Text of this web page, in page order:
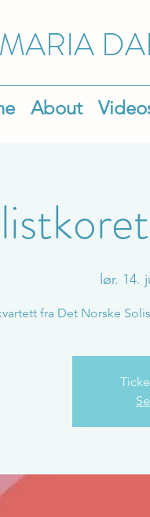
MARIA
About
lør. 14.
fra Det Norske